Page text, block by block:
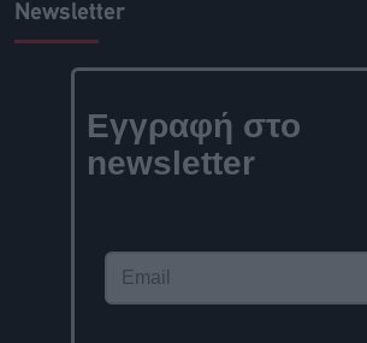
Newsletter
Εγγραφή στο
newsletter